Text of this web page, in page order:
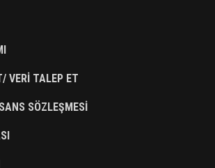
VERI TALEP ET
SÖZLEŞMESI